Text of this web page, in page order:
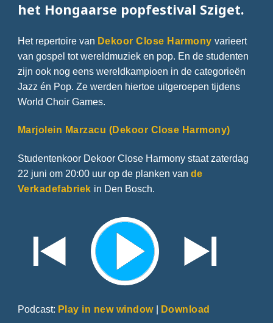
het Hongaarse popfestival Sziget.
Het repertoire van Dekoor Close Harmony varieert
van gospel tot wereldmuziek en pop. En de studenten
zijn ook nog eens wereldkampioen in de categorieën
Jazz én Pop. Ze werden hiertoe uitgeroepen tijdens
World Choir Games.
Marjolein Marzacu (Dekoor Close Harmony)
Studentenkoor Dekoor Close Harmony staat zaterdag
22 juni om 20:00 uur op de planken van de
Verkadefabriek in Den Bosch.
Podcast: Play in new window| Download